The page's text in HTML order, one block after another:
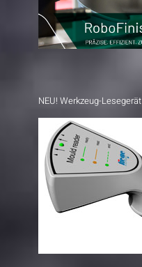
NEU! Werkzeug-Lesegerät